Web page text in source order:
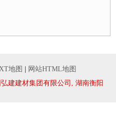
地图
网站HTML地图
建建材集团有限公司, 湖南衡阳